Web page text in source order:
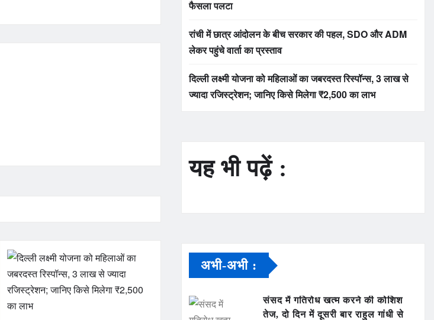
फैसला पलटा
रांची में छात्र आंदोलन के बीच सरकार की पहल, SDO और ADM
लेकर पहुंचे वार्ता का प्रस्ताव
दिल्ली लक्ष्मी योजना को महिलाओं का जबरदस्त रिस्पॉन्स, 3 लाख से
ज्यादा रजिस्ट्रेशन; जानिए किसे मिलेगा ₹2,500 का लाभ
यह भी पढ़ें :
अभी-अभी :
संसद में गतिरोध खत्म करने की कोशिश
तेज, दो दिन में दूसरी बार राहुल गांधी से